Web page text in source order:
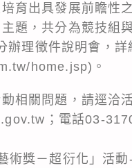
育出具發展前瞻性
題，共分為競技組
辦理徵件說明會，詳
home.jsp)。
相關問題，請逕洽
；電話03-
術獎－超衍化」活動